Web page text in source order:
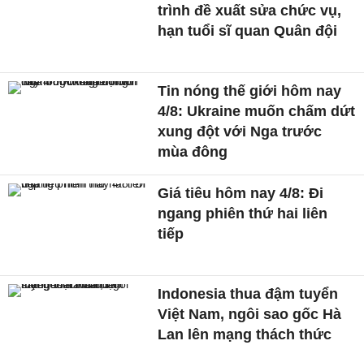
trình đề xuất sửa chức vụ,
hạn tuổi sĩ quan Quân đội
Tin nóng thế giới hôm nay
4/8: Ukraine muốn chấm dứt
xung đột với Nga trước
mùa đông
Giá tiêu hôm nay 4/8: Đi
ngang phiên thứ hai liên
tiếp
Indonesia thua đậm tuyển
Việt Nam, ngôi sao gốc Hà
Lan lên mạng thách thức